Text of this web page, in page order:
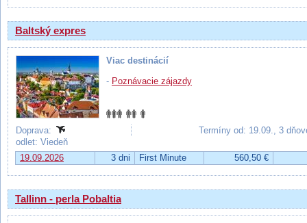
Baltský expres
Viac destinácií
- Poznávacie zájazdy
Doprava:
Termíny od: 19.09., 3
odlet: Viedeň
19.09.2026
3 dni First Minute 560,50 €
Tallinn - perla Pobaltia